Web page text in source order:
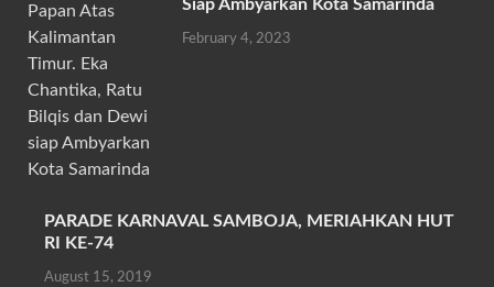
Siap Ambyarkan Kota Samarinda
February 4, 2023
PARADE KARNAVAL SAMBOJA, MERIAHKAN HUT
RI KE-74
August 15, 2019